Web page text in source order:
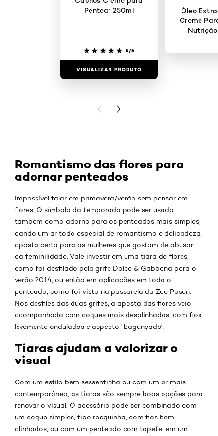
Pentear 250ml
5/5
VISUALIZAR PRODUTO
Óleo
Creme
PREVIOUS CARD
NEXT CARD
Romantismo das flores para
adornar penteados
Impossível falar em primavera/verão sem pensar em
flores. O símbolo da temporada pode ser usado
também como adorno para os penteados mais simples,
dando um ar todo especial de romantismo e delicadeza,
aposta certa para as mulheres que gostam de abusar
da feminilidade. Vale investir em uma tiara de flores,
como foi desfilado pela grife Dolce & Gabbana para o
verão 2014, ou então em aplicações em todo o
penteado, como foi visto na passarela da Zac Posen.
Nos desfiles das duas grifes, a aposta das flores veio
acompanhada com coques mais desalinhados, com fios
levemente ondulados e aspecto "bagunçado".
Tiaras ajudam a valorizar o
visual
Com um estilo bem sessentinha ou com um ar mais
contemporâneo, as tiaras são sempre boas opções para
renovar o visual. O acessório pode ser combinado com
um coque simples, tipo rosquinha, com fios bem
alinhados, ou com um penteado com topete, em um